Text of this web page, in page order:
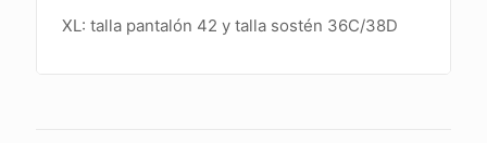
XL: talla pantalón 42 y talla sostén 36C/38D